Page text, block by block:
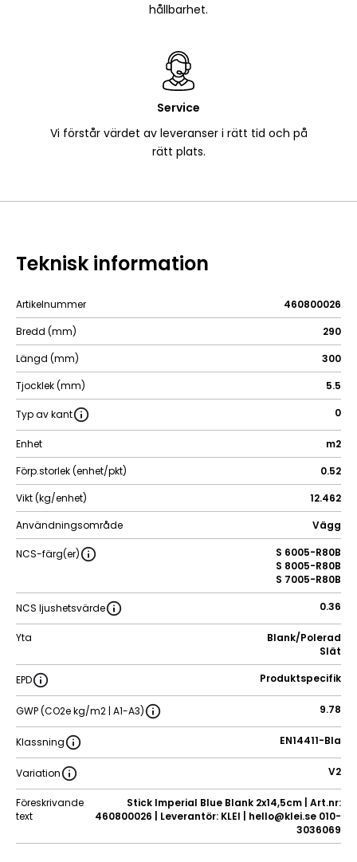
hållbarhet.
Service
Vi förstår värdet av leveranser i rätt tid och på
rätt plats.
Teknisk information
Artikelnummer
460800026
Bredd (mm)
290
Längd (mm)
300
Tjocklek (mm)
5.5
Typ av kant 0
Enhet
m2
Förp.storlek (enhet/pkt)
0.52
Vikt (kg/enhet)
12.462
Användningsområde
Vägg
NCS-färg(er)
S 6005-R80B
S 8005-R80B
S 7005-R80B
NCS ljushetsvärde 0.36
Yta
Blank/Polerad
Slät
EPD Produktspecifik
GWP (CO2e kg/m2 | A1-A3) 9.78
Klassning EN14411-BIa
Variation V2
Föreskrivande
text
Stick Imperial Blue Blank 2x14,5cm | Art.nr:
460800026 | Leverantör: KLEI | hello@klei.se 010-
3036069